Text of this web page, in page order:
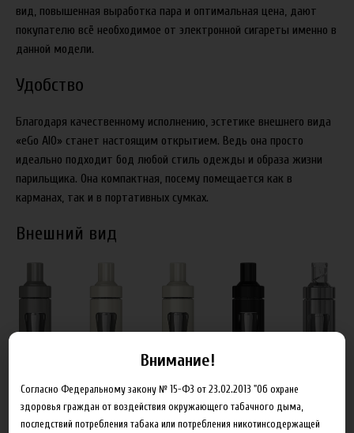
вид, повышенная выработка пара и оптимальная цена, дают
покупателю всё необходимое от электронной сигареты именно в
данной модели.
Удобство
Благодаря качественному исполнению, эстетике внешнего вида
«eGo AIO» станет настоящим открытием. Ведь она просто
идеально подходит бод любой стиль одежды и образа жизни
парильщика. Она компактная, посему помещается как в
карманах, так и в портативных сумках.
Внешний вид
Внимание!
Согласно Федеральному закону № 15-ФЗ от 23.02.2013 "Об охране
здоровья граждан от воздействия окружающего табачного дыма,
последствий потребления табака или потребления никотинсодержащей